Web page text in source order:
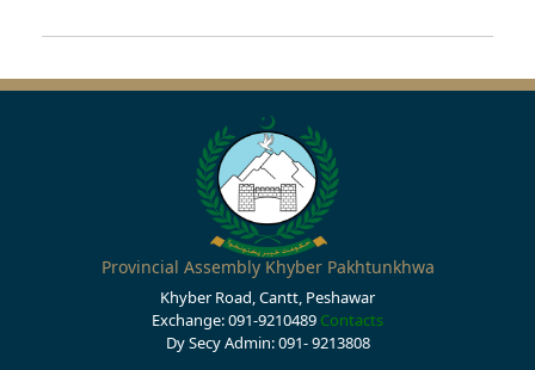
Provincial Assembly Khyber Pakhtunkhwa
Khyber Road, Cantt, Peshawar
Exchange: 091-9210489 Contacts
Dy Secy Admin: 091- 9213808